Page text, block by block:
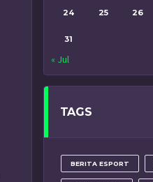
24 25 26
31
« Jul
TAGS
BERITA ESPORT